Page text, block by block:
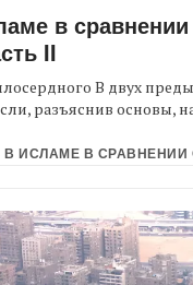
в сравнении
II
В двух
разъяснив основы,
ИСЛАМЕ В